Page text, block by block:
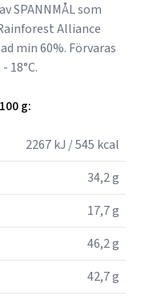
SPANNMÅL som
Alliance
min 60%. Förvaras
18°C.
g:
2267 kJ / 545 kcal
34,2 g
17,7 g
46,2 g
42,7 g